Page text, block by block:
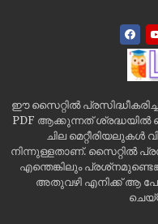
ഈ സൈറ്റിൽ
PDF ആക്കുന്നത് ശ്രദ്ധയിൽ
ചില മെറ്റീരിയലുകൾ
നിന്നുള്ളതാണ്. സൈറ്റിൽ
എന്തെങ്കിലും
അതുവഴി എനിക്ക് ആ